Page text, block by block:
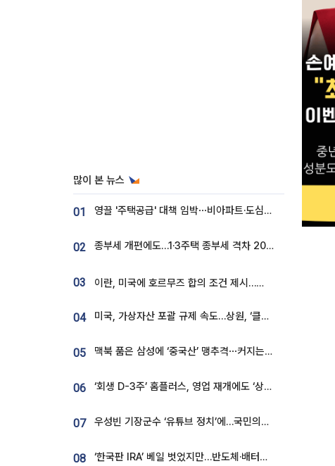
많이 본 뉴스
01 영끌 '주택공급' 대책 임박⋯비아파트·도심복합까지 총동원
02 종부세 개편에도…1·3주택 종부세 격차 2028년부터 확대
03 이란, 미국에 호르무즈 합의 조건 제시…美 “경기 아직 안 끝나” [종합]
04 미국, 가상자산 포괄 규제 속도…상원, ‘클래리티법’ 9월 절차투표 추진
05 맥북 품은 삼성에 ‘중국산’ 맹추격⋯커지는 노트북 OLED 시장
06 ‘회생 D-3주’ 홈플러스, 영업 재개에도 ‘상품 공급망’ 복구가 생존 관건
07 우성빈 기장군수 ‘유튜브 정치’에…국민의힘 군의원들 집단 반발
08 ‘한국판 IRA’ 베일 벗었지만…반도체·배터리 업계 “시행령이 관건”